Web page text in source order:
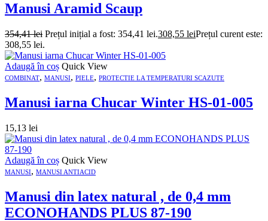
Manusi Aramid Scaup
354,41lei Prețul inițial a fost: 354,41 lei.308,55 leiPrețul curent este:
308,55 lei.
Adaugă în coș Quick View
COMBINAT, MANUSI, PIELE, PROTECTIE LA TEMPERATURI SCAZUTE
Manusi iarna Chucar Winter HS-01-005
15,13 lei
Adaugă în coș Quick View
MANUSI, MANUSI ANTIACID
Manusi din latex natural , de 0,4 mm
ECONOHANDS PLUS 87-190